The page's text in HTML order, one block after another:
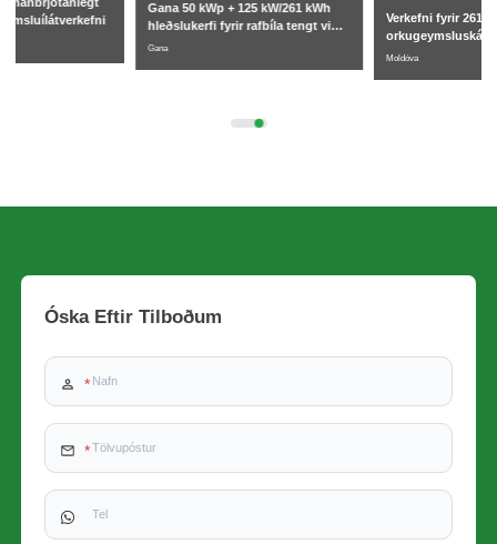
Gana 50 kWp + 125 kW/261 kWh
hleðslukerfi fyrir rafbíla tengt við
raforkukerfið, sólarorkugeymslu
Verkefni fyrir 261 kWh vökvakælda
orkugeymsluskápa í Moldóvu fyrir
atvinnu- og iðnaðarfyrirtæki
Óska Eftir Tilboðum